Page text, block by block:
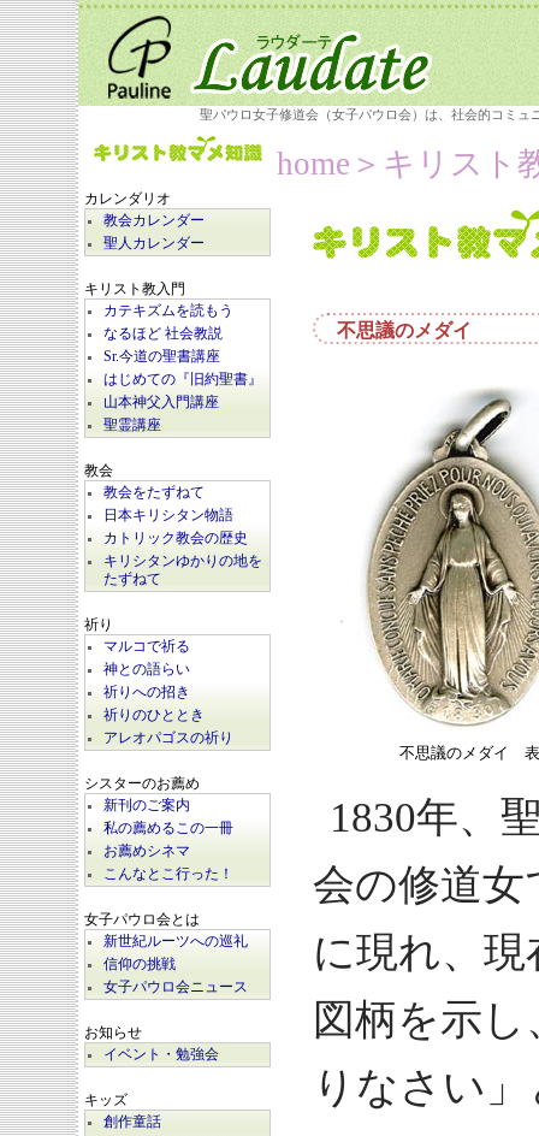
聖パウロ女子修道会（女子パウロ会）は、社会的コミ
カレンダリオ
教会カレンダー
聖人カレンダー
キリスト教入門
カテキズムを読もう
なるほど 社会教説
Sr.今道の聖書講座
はじめての『旧約聖書』
山本神父入門講座
聖霊講座
教会
教会をたずねて
日本キリシタン物語
カトリック教会の歴史
キリシタンゆかりの地を
たずねて
祈り
マルコで祈る
神との語らい
祈りへの招き
祈りのひととき
アレオパゴスの祈り
シスターのお薦め
新刊のご案内
私の薦めるこの一冊
お薦めシネマ
こんなとこ行った！
女子パウロ会とは
新世紀ルーツへの巡礼
信仰の挑戦
女子パウロ会ニュース
お知らせ
イベント・勉強会
キッズ
創作童話
home ＞ キリスト
不思議のメダイ
不思議のメダイ 表
1830年、
会の修道女
に現れ、
図柄を示
りなさい